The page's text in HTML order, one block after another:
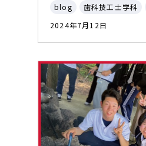
blog 歯科技工士学科
2024年7月12日